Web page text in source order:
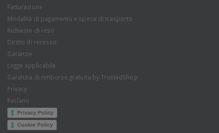
Fatturazione
Modalità di pagamento e spese di trasporto
Richieste di reso
Diritto di recesso
Garanzie
Legge applicabile
Garanzia di rimborso gratuita by TrustedShop
Privacy
Reclami
Privacy Policy
Cookie Policy